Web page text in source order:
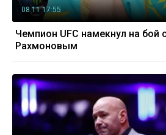
08.11 17:55
Чемпион UFC намекнул на бой
Рахмоновым